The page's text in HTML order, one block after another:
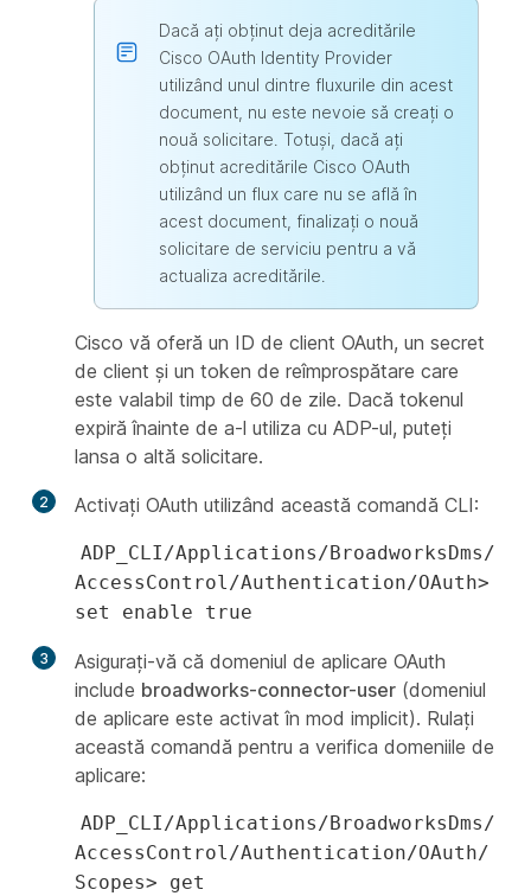
Dacă ați obținut deja acreditările
Cisco OAuth Identity Provider
utilizând unul dintre fluxurile din acest
document, nu este nevoie să creați o
nouă solicitare. Totuși, dacă ați
obținut acreditările Cisco OAuth
utilizând un flux care nu se află în
acest document, finalizați o nouă
solicitare de serviciu pentru a vă
actualiza acreditările.
Cisco vă oferă un ID de client OAuth, un secret
de client și un token de reîmprospătare care
este valabil timp de 60 de zile. Dacă tokenul
expiră înainte de a-l utiliza cu ADP-ul, puteți
lansa o altă solicitare.
2 Activați OAuth utilizând această comandă CLI:
ADP_CLI/Applications/BroadworksDms/
AccessControl/Authentication/OAuth>
set enable true
3
Asigurați-vă că domeniul de aplicare OAuth
include broadworks-connector-user (domeniul
de aplicare este activat în mod implicit). Rulați
această comandă pentru a verifica domeniile de
aplicare:
ADP_CLI/Applications/BroadworksDms/
AccessControl/Authentication/OAuth/
Scopes> get